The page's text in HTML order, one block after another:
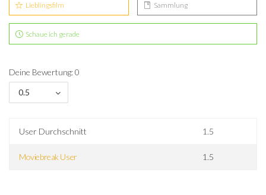
Lieblingsfilm Sammlung
Schaue ich gerade
Deine Bewertung: 0
0.5
User Durchschnitt 1.5
Moviebreak User 1.5